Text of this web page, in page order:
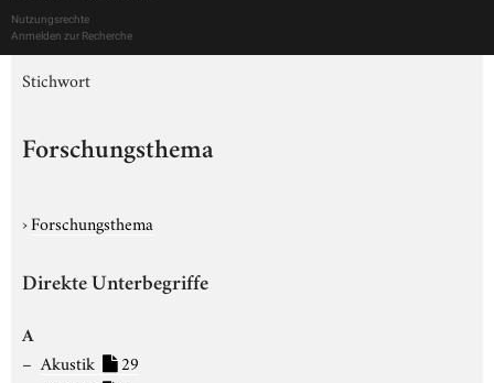
Nutzungsrechte
Anmelden zur Recherche
Stichwort
Forschungsthema
›Forschungsthema
Direkte Unterbegriffe
A
Akustik
29